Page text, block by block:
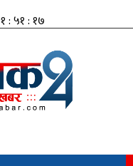
: ५१ : १७
संजालतिर: